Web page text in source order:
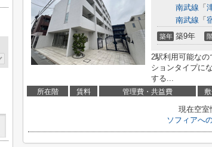
南武線 「
南武線 「
築年 築9年
2駅利用可能な
ションタイプに
する...
所在階 賃料 管理費・共益費
現在空室
ソフィアへ